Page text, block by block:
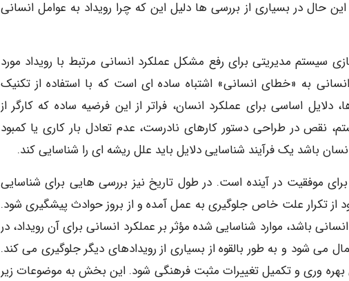
حال در بسیاری از بررسی ها دلیل این که چرا رویداد به عوامل انسانی
سیستم مدیریتی برای رفع مشکل عملکرد انسانی مرتبط با رویداد مورد
به «خطای انسانی» اشتباه ساده ای است که با استفاده از تکنیک
اساسی برای عملکرد انسان، فراتر از این فرضیه ساده که کارگر از
نقص در طراحی دستور کارهای نادرست، عدم تعادل بار کاری یا کمبود
باشد یک فرآیند شناسایی دلایل باید علل ریشه ای را شناسایی کند.
موفقیت در آینده است. در طول تاریخ نیز بررسی هایی برای شناسایی
تکرار علت خاص جلوگیری به عمل آمده و از بروز حوادث پیشگیری شود.
باشد، موارد شناسایی شده مؤثر بر عملکرد انسانی برای آن رویداد، در
می شود و به طور بالقوه از بسیاری از رویدادهای دیگر جلوگیری می کند.
بهره وری و تکمیل تغییرات مثبت فرهنگی شود. این بخش به موضوعات زیر